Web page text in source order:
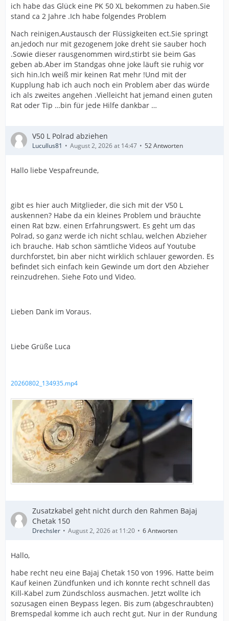
ich habe das Glück eine PK 50 XL bekommen zu haben.Sie
stand ca 2 Jahre .Ich habe folgendes Problem
Nach reinigen,Austausch der Flüssigkeiten ect.Sie springt
an,jedoch nur mit gezogenem Joke dreht sie sauber hoch
.Sowie dieser rausgenommen wird,stirbt sie beim Gas
geben ab.Aber im Standgas ohne joke läuft sie ruhig vor
sich hin.Ich weiß mir keinen Rat mehr !Und mit der
Kupplung hab ich auch noch ein Problem aber das würde
ich als zweites angehen .Vielleicht hat jemand einen guten
Rat oder Tip …bin für jede Hilfe dankbar …
V50 L Polrad abziehen
Lucullus81 August 2, 2026 at 14:47 52 Antworten
Hallo liebe Vespafreunde,
gibt es hier auch Mitglieder, die sich mit der V50 L
auskennen? Habe da ein kleines Problem und bräuchte
einen Rat bzw. einen Erfahrungswert. Es geht um das
Polrad, so ganz werde ich nicht schlau, welchen Abzieher
ich brauche. Hab schon sämtliche Videos auf Youtube
durchforstet, bin aber nicht wirklich schlauer geworden. Es
befindet sich einfach kein Gewinde um dort den Abzieher
reinzudrehen. Siehe Foto und Video.
Lieben Dank im Voraus.
Liebe Grüße Luca
20260802_134935.mp4
Zusatzkabel geht nicht durch den Rahmen Bajaj
Chetak 150
Drechsler August 2, 2026 at 11:20 6 Antworten
Hallo,
habe recht neu eine Bajaj Chetak 150 von 1996. Hatte beim
Kauf keinen Zündfunken und ich konnte recht schnell das
Kill-Kabel zum Zündschloss ausmachen. Jetzt wollte ich
sozusagen einen Beypass legen. Bis zum (abgeschraubten)
Bremspedal komme ich auch recht gut. Nur in der Rundung